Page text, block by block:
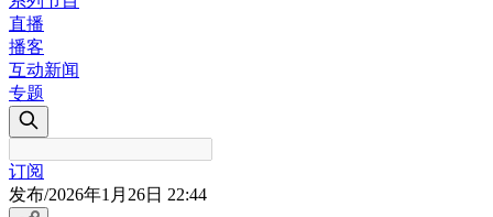
直播
播客
互动新闻
专题
订阅
发布/2026年1月26日 22:44